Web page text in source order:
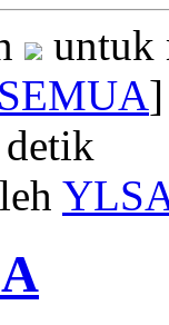
untuk
SEMUA]
detik